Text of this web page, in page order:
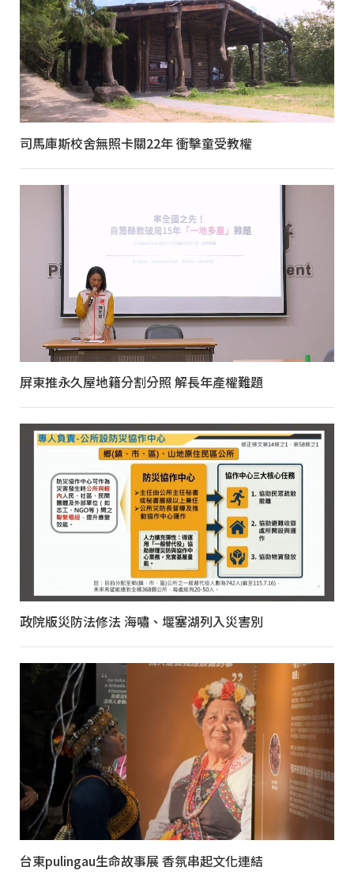
司馬庫斯校舍無照卡關22年 衝擊童受教權
屏東推永久屋地籍分割分照 解長年產權難題
政院版災防法修法 海嘯、堰塞湖列入災害別
台東pulingau生命故事展 香氛串起文化連結